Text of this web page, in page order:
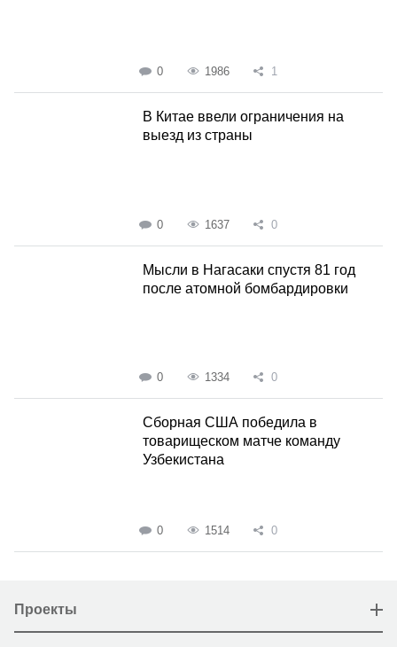
0 1986 1
В Китае ввели ограничения на
выезд из страны
0 1637 0
Мысли в Нагасаки спустя 81 год
после атомной бомбардировки
0 1334 0
Сборная США победила в
товарищеском матче команду
Узбекистана
0 1514 0
Проекты